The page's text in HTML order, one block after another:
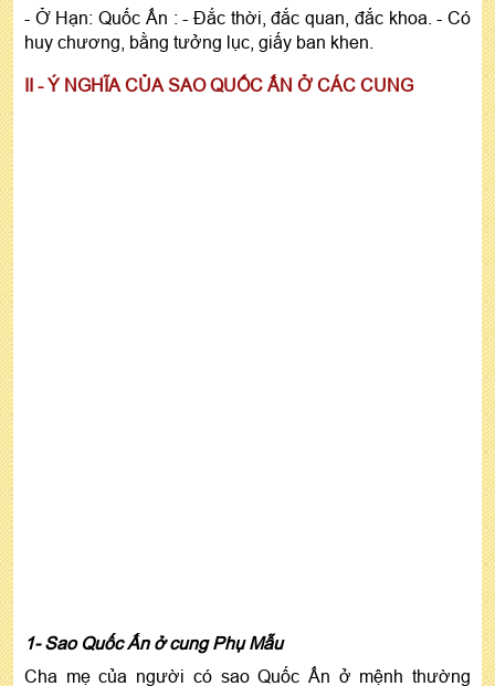
- Ở Hạn: Quốc Ấn : - Đắc thời, đắc quan, đắc khoa. - Có
huy chương, bằng tưởng lục, giấy ban khen.
II - Ý NGHĨA CỦA SAO QUỐC ẤN Ở CÁC CUNG
1- Sao Quốc Ấn ở cung Phụ Mẫu
Cha mẹ của người có sao Quốc Ấn ở mệnh thường